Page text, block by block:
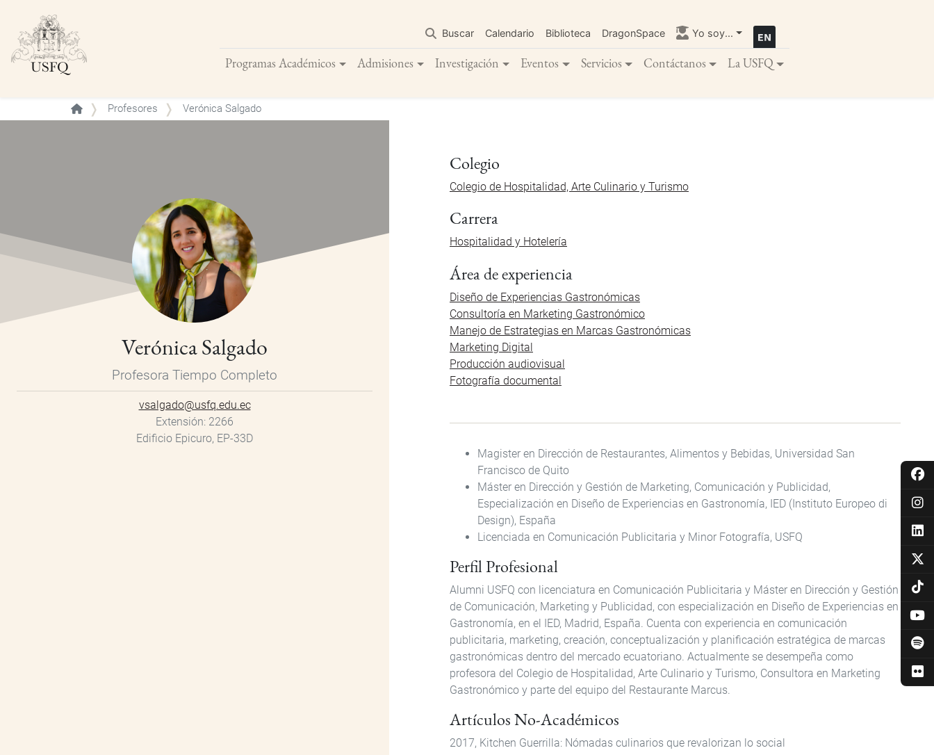
contenido
principal
Buscar Calendario Biblioteca DragonSpace Yo soy...
Programas Académicos Admisiones Investigación Eventos Servicios Contáctanos La USFQ
Buscar
Profesores Verónica Salgado
Verónica Salgado
Profesora Tiempo Completo
vsalgado@usfq.edu.ec
Extensión 2266
Edificio Epicuro, EP-33D
Colegio
Colegio de Hospitalidad, Arte Culinario y Turismo
Carrera
Hospitalidad y Hotelería
Área de experiencia
Diseño de Experiencias Gastronómicas
Consultoría en Marketing Gastronómico
Manejo de Estrategias en Marcas Gastronómicas
Marketing Digital
Producción audiovisual
Fotografía documental
Magister en Dirección de Restaurantes, Alimentos y Bebidas, Universidad San
Francisco de Quito
Máster en Dirección y Gestión de Marketing, Comunicación y Publicidad,
Especialización en Diseño de Experiencias en Gastronomía, IED (Instituto Europeo di
Design), España
Licenciada en Comunicación Publicitaria y Minor Fotografía, USFQ
Perfil Profesional
Alumni USFQ con licenciatura en Comunicación Publicitaria y Máster en Dirección y Gestión
de Comunicación, Marketing y Publicidad, con especialización en Diseño de Experiencias en
Gastronomía, en el IED, Madrid, España. Cuenta con experiencia en comunicación
publicitaria, marketing, creación, conceptualización y planificación estratégica de marcas
gastronómicas dentro del mercado ecuatoriano. Actualmente se desempeña como
profesora del Colegio de Hospitalidad, Arte Culinario y Turismo, Consultora en Marketing
Gastronómico y parte del equipo del Restaurante Marcus.
Artículos No-Académicos
2017, Kitchen Guerrilla: Nómadas culinarios que revalorizan lo social